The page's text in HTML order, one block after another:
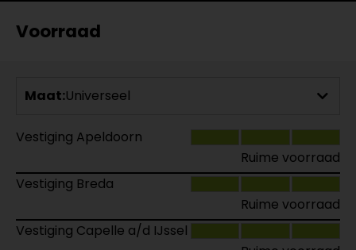
Voorraad
Maat:Universeel
Vestiging Apeldoorn
Ruime voorraad
Vestiging Breda
Ruime voorraad
Vestiging Capelle a/d IJssel